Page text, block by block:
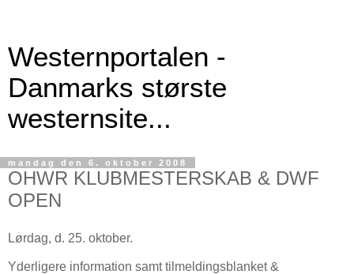
Westernportalen -
Danmarks største
westernsite...
mandag den 6. oktober 2008
OHWR KLUBMESTERSKAB & DWF
OPEN
Lørdag, d. 25. oktober.
Yderligere information samt tilmeldingsblanket &